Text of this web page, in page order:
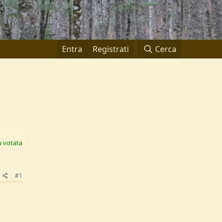
Entra Registrati Cerca
votata
#1